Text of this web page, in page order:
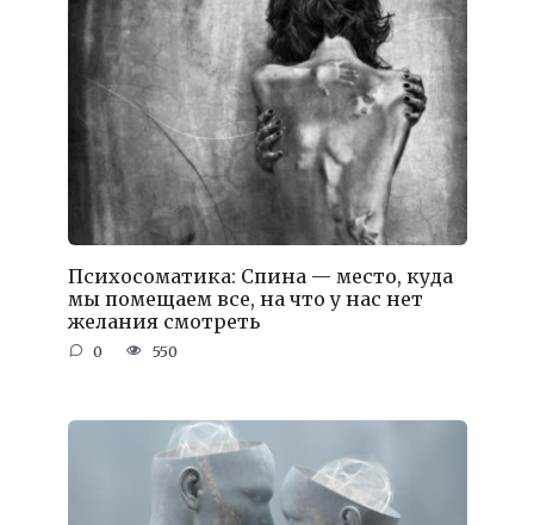
Психосоматика: Спина — место, куда
мы помещаем все, на что у нас нет
желания смотреть
0 550